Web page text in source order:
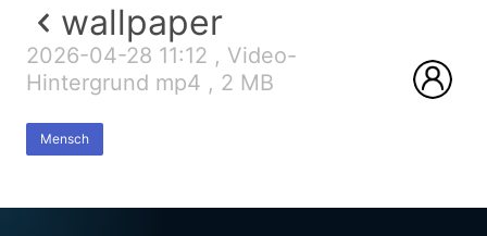
wallpaper
2026-04-28 11:12 , Video-
Hintergrund mp4 , 2 MB
Mensch